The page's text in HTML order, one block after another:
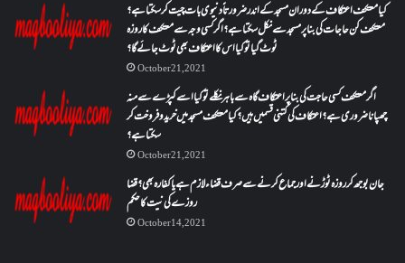
کیا معتکف اعتکاف کے دوران مسجد کے اندر ضرورتاً دنیوی بات چیت کر سکتا ہے؟
معتکف کن حاجات کی بنا پر مسجد سے نکل سکتا ہے؟ اگر کسی وجہ سے معتکف کا روزہ
ٹوٹ گیا تو کیا اس کا اعتکاف بھی ٹوٹ جائے گا؟
October 21, 2021
اگر معتکف کسی حاجت کی بنا پر اعتکاف گاہ سے باہر نکلے تو کیا اسے کپڑے سے منہ
چھپانا ضروری ہے؟اعتکاف کی کتنی قسمیں ہیں؟کیا معتکف مسجد میں خرید و فروخت کر
سکتا ہے؟
October 21, 2021
جان بوجھ کر روزہ ٹوڑنے اور جماع کرنے سے صرف قضاء لازم ہے یا کفارہ بھی؟ قضا
روزے کی نیت کا حکم
October 14, 2021